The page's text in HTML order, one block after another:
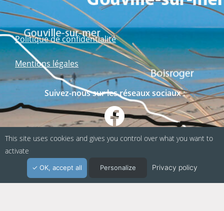
Politique de confidentialité
Mentions légales
Suivez-nous sur les réseaux sociaux :
This site uses cookies and gives you control over what you want to
activate
OK, accept all Personalize Privacy policy